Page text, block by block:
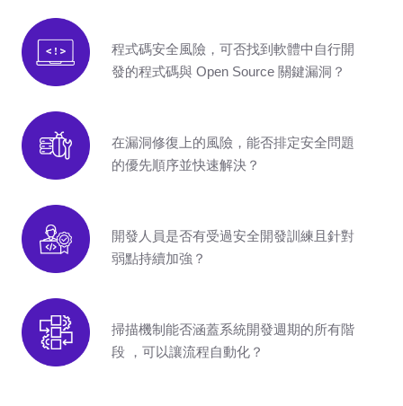
程式碼安全風險，可否找到軟體中自行開
發的程式碼與 Open Source 關鍵漏洞？
在漏洞修復上的風險，能否排定安全問題
的優先順序並快速解決？
開發人員是否有受過安全開發訓練且針對
弱點持續加強？
掃描機制能否涵蓋系統開發週期的所有階
段 ，可以讓流程自動化？